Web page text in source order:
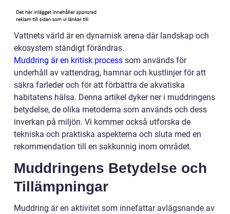
Vattnets värld är en dynamisk arena där landskap och
ekosystem ständigt förändras.
Muddring är en kritisk process som används för
underhåll av vattendrag, hamnar och kustlinjer för att
säkra farleder och för att förbättra de akvatiska
habitatens hälsa. Denna artikel dyker ner i muddringens
betydelse, de olika metoderna som används och dess
inverkan på miljön. Vi kommer också utforska de
tekniska och praktiska aspekterna och sluta med en
rekommendation till en sakkunnig inom området.
Muddringens Betydelse och
Tillämpningar
Muddring är en aktivitet som innefattar avlägsnande av